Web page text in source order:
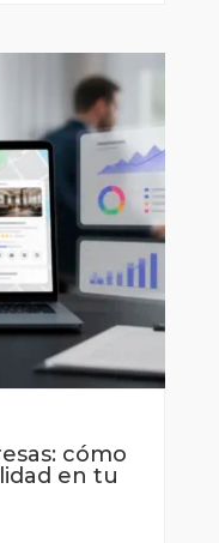
cómo
en tu